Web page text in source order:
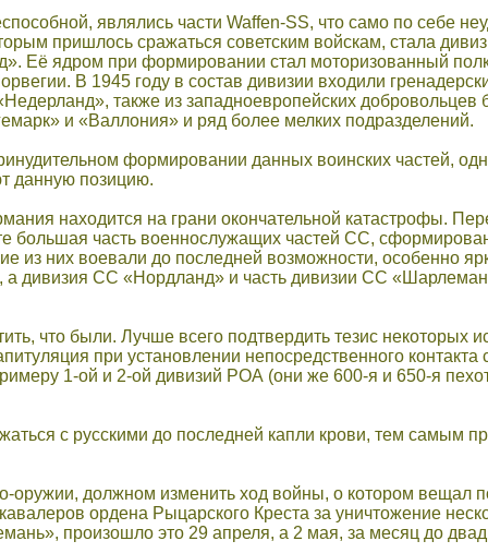
являлись части Waffen-SS, что само по себе
пришлось сражаться советским войскам, стала
Её ядром при формировании стал моторизованный
В 1945 году в состав дивизии входили
также из западноевропейских
и «Валлония» и ряд более мелких подразделений.
формировании данных воинских частей,
данную позицию.
находится на грани окончательной катастрофы.
большая часть военнослужащих частей СС,
из них воевали до последней возможности, особенно
дивизия СС «Нордланд» и часть дивизии СС
что были. Лучше всего подтвердить тезис некоторых
при установлении непосредственного контакта
1-ой и 2-ой дивизий РОА (они же 600-я и 650-я
с русскими до последней капли крови, тем самым
должном изменить ход войны, о котором вещал
ордена Рыцарского Креста за уничтожение
произошло это 29 апреля, а 2 мая, за месяц до